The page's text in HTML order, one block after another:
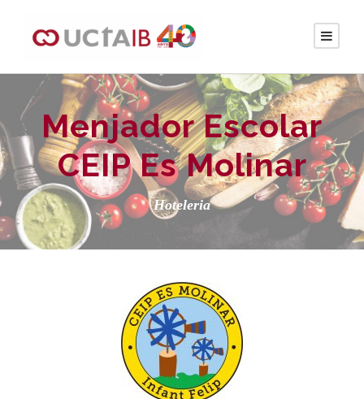
Menjador Escolar
CEIP Es Molinar
Hoteleria